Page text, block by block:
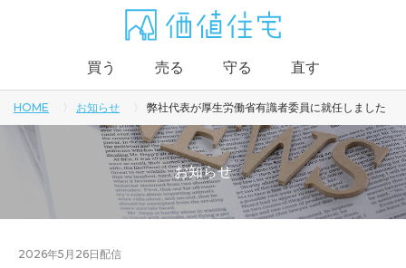
買う 売る 守る 直す
HOME お知らせ 弊社代表が厚生労働省有識者委員に就任しました
お知らせ
2026年5月26日 配信